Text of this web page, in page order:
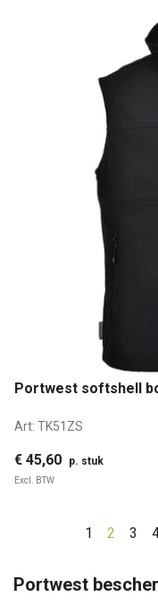
Portwest softshell
Art: TK51ZS
€ 45,60 p. stuk
Excl. BTW
1 2 3
Portwest